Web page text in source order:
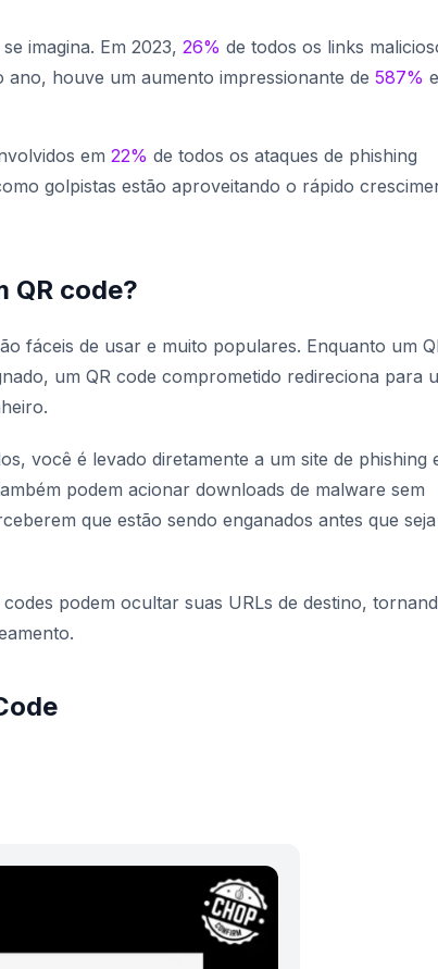
imagina. Em 2023, 26% de todos os links
houve um aumento impressionante de 587%
em 22% de todos os ataques de phishing
golpistas estão aproveitando o rápido
QR code?
fáceis de usar e muito populares. Enquanto um
um QR code comprometido redireciona para
você é levado diretamente a um site de phishing
podem acionar downloads de malware sem
que estão sendo enganados antes que seja
podem ocultar suas URLs de destino,